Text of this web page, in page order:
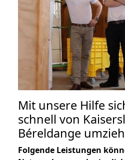
Mit unsere Hilfe
schnell von
Béreldange
Folgende Leistungen